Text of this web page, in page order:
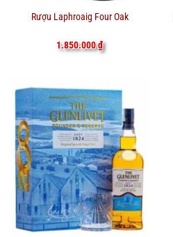
Rượu Laphroaig Four Oak
1.850.000₫